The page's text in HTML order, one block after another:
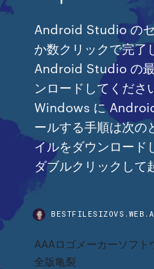
Android Studio の
か数クリックで完了
Android Studio の
ンロードしてくだ
Windows に
ールする手順は次の
イルをダウンロード
ダブルクリックして
AAAロゴメーカーソフ
全版亀裂